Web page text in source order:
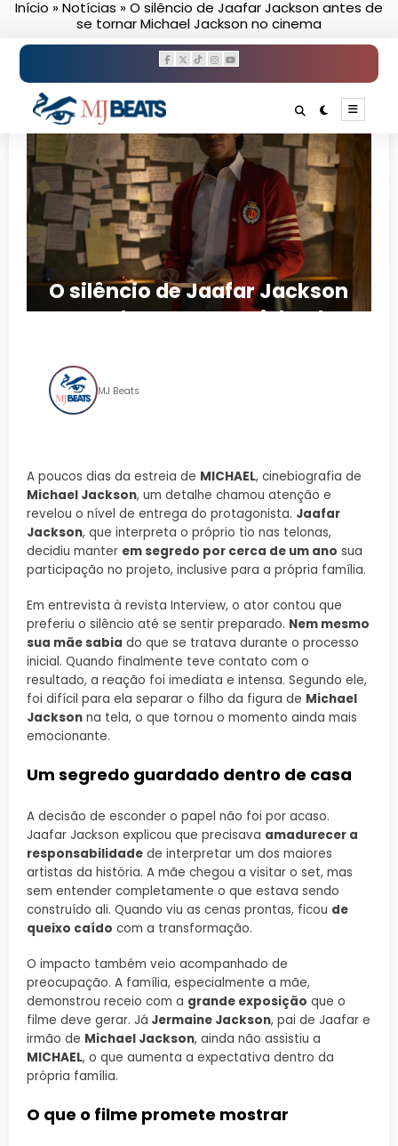
PularInício »Notícias »O silêncio de Jaafar Jackson antes de
se tornar Michael Jackson no cinema
O silêncio de Jaafar Jackson
antes de se tornar Michael
MJ Beats
A poucos dias da estreia de MICHAEL, cinebiografia de
Michael Jackson, um detalhe chamou atenção e
revelou o nível de entrega do protagonista. Jaafar
Jackson, que interpreta o próprio tio nas telonas,
decidiu manter em segredo por cerca de um ano sua
participação no projeto, inclusive para a própria família.
Em entrevista à revista Interview, o ator contou que
preferiu o silêncio até se sentir preparado. Nem mesmo
sua mãe sabia do que se tratava durante o processo
inicial. Quando finalmente teve contato com o
resultado, a reação foi imediata e intensa. Segundo ele,
foi difícil para ela separar o filho da figura de Michael
Jackson na tela, o que tornou o momento ainda mais
emocionante.
Um segredo guardado dentro de casa
A decisão de esconder o papel não foi por acaso.
Jaafar Jackson explicou que precisava amadurecer a
responsabilidade de interpretar um dos maiores
artistas da história. A mãe chegou a visitar o set, mas
sem entender completamente o que estava sendo
construído ali. Quando viu as cenas prontas, ficou de
queixo caído com a transformação.
O impacto também veio acompanhado de
preocupação. A família, especialmente a mãe,
demonstrou receio com a grande exposição que o
filme deve gerar. Já Jermaine Jackson, pai de Jaafar e
irmão de Michael Jackson, ainda não assistiu a
MICHAEL, o que aumenta a expectativa dentro da
própria família.
O que o filme promete mostrar